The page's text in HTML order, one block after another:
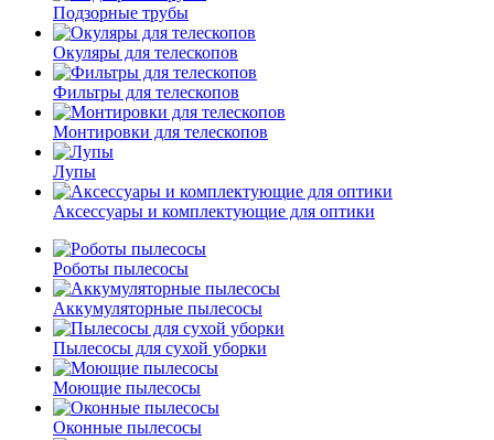
Подзорные трубы
Окуляры для телескопов
Фильтры для телескопов
Монтировки для телескопов
Лупы
Аксессуары и комплектующие для оптики
Роботы пылесосы
Аккумуляторные пылесосы
Пылесосы для сухой уборки
Моющие пылесосы
Оконные пылесосы